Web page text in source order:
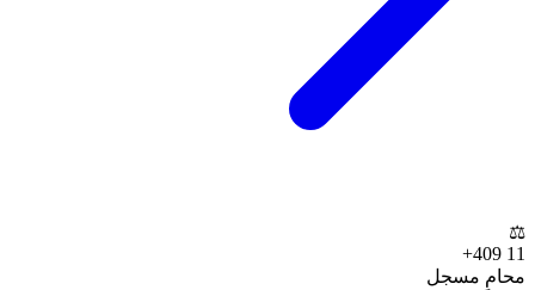
⚖️
11 409
+
محامٍ مسجل